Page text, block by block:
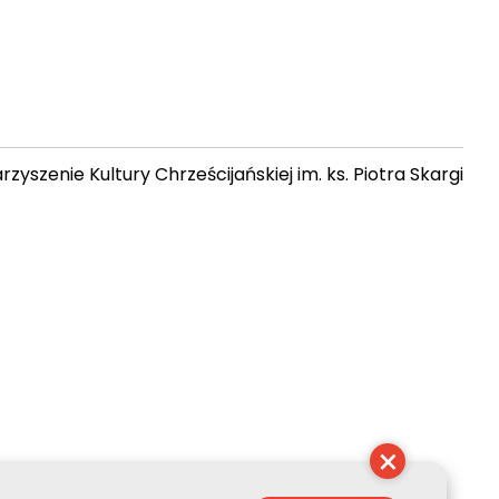
Kultury Chrześcijańskiej im. ks. Piotra Skargi
×